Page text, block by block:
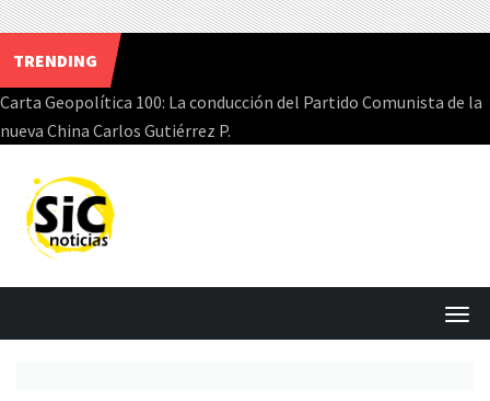
TRENDING
Carta Geopolítica 100: La conducción del Partido Comunista de la
nueva China Carlos Gutiérrez P.
Skip
to
content
T